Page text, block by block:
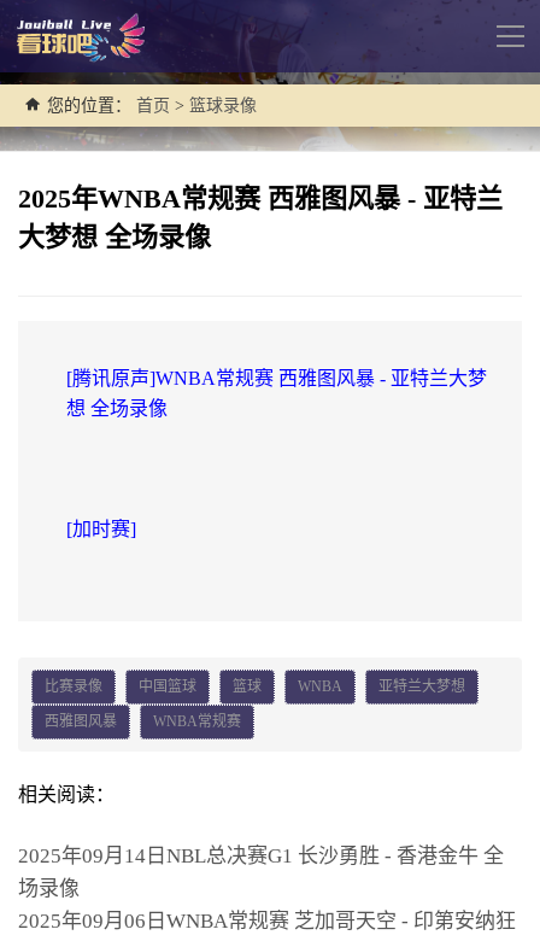
导
您的位置： 首页 > 篮球录像
2025年WNBA常规赛 西雅图风暴 - 亚特兰
大梦想 全场录像
[腾讯原声]WNBA常规赛 西雅图风暴 - 亚特兰大梦
想 全场录像
[加时赛]
比赛录像 中国篮球 篮球 WNBA 亚特兰大梦想
西雅图风暴 WNBA常规赛
相关阅读：
2025年09月14日NBL总决赛G1 长沙勇胜 - 香港金牛 全
场录像
2025年09月06日WNBA常规赛 芝加哥天空 - 印第安纳狂